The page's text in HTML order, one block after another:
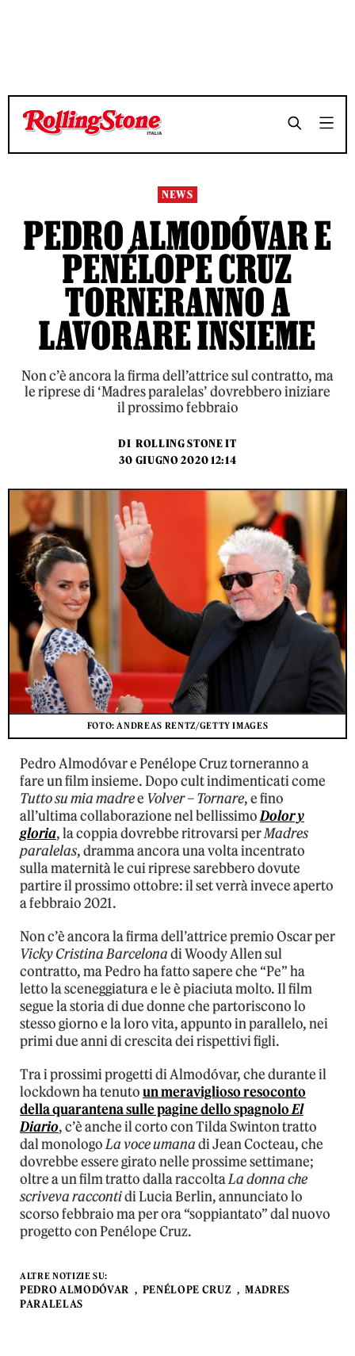
TEMPO DI LETTURA 3 MINUTI SHARE
TEMPO DI LETTURA 3 MINUTI SHARE
NEWS
PEDRO ALMODÓVAR E
PENÉLOPE CRUZ
TORNERANNO A
LAVORARE INSIEME
Non c’è ancora la firma dell’attrice sul contratto, ma
le riprese di ‘Madres paralelas’ dovrebbero iniziare
il prossimo febbraio
DI ROLLING STONE IT
30 GIUGNO 2020 12:14
FOTO: ANDREAS RENTZ/GETTY IMAGES
Pedro Almodóvar e Penélope Cruz torneranno a
fare un film insieme. Dopo cult indimenticati come
Tutto su mia madree Volver – Tornare, e fino
all’ultima collaborazione nel bellissimoDolor y
gloria, la coppia dovrebbe ritrovarsi perMadres
paralelas, dramma ancora una volta incentrato
sulla maternità le cui riprese sarebbero dovute
partire il prossimo ottobre: il set verrà invece aperto
a febbraio 2021.
Non c’è ancora la firma dell’attrice premio Oscar per
Vicky Cristina Barcelonadi Woody Allen sul
contratto, ma Pedro ha fatto sapere che “Pe” ha
letto la sceneggiatura e le è piaciuta molto. Il film
segue la storia di due donne che partoriscono lo
stesso giorno e la loro vita, appunto in parallelo, nei
primi due anni di crescita dei rispettivi figli.
Tra i prossimi progetti di Almodóvar, che durante il
lockdown ha tenutoun meraviglioso resoconto
della quarantena sulle pagine dello spagnoloEl
Diario, c’è anche il corto con Tilda Swinton tratto
dal monologoLa voce umanadi Jean Cocteau, che
dovrebbe essere girato nelle prossime settimane;
oltre a un film tratto dalla raccoltaLa donna che
scriveva raccontidi Lucia Berlin, annunciato lo
scorso febbraio ma per ora “soppiantato” dal nuovo
progetto con Penélope Cruz.
ALTRE NOTIZIE SU:
PEDRO ALMODÓVAR PENÉLOPE CRUZ
MADRES
PARALELAS